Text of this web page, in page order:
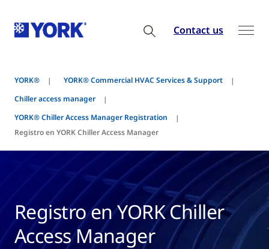
Contact us
YORK®
YORK® Commercial HVAC Services & Support
Chiller access manager
YORK® Chiller Access Manager Registration
Registro en YORK Chiller Access Manager
Registro en YORK Chiller
Access Manager